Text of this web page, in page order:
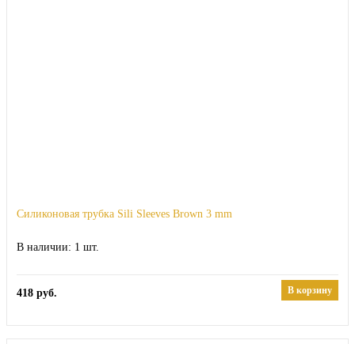
Силиконовая трубка Sili Sleeves Brown 3 mm
1
418 руб. В корзину